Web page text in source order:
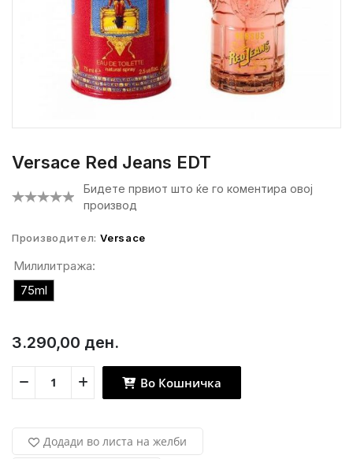
Versace Red Jeans EDT
Бидете првиот што ќе го коментира овој
производ
Производител: Versace
Милилитража:
75ml
3.290,00 ден.
Во Кошничка
Додади во листа на желби